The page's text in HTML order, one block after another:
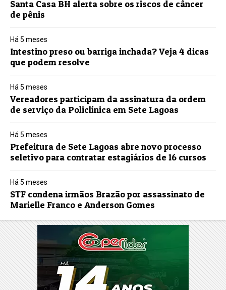
Santa Casa BH alerta sobre os riscos de câncer
de pênis
Há 5 meses
Intestino preso ou barriga inchada? Veja 4 dicas
que podem resolve
Há 5 meses
Vereadores participam da assinatura da ordem
de serviço da Policlínica em Sete Lagoas
Há 5 meses
Prefeitura de Sete Lagoas abre novo processo
seletivo para contratar estagiários de 16 cursos
Há 5 meses
STF condena irmãos Brazão por assassinato de
Marielle Franco e Anderson Gomes